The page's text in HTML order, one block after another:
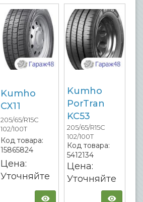
Kumho
CX11
205/65/R15C
102/100T
Код товара:
15865824
Цена:
Уточняйте
Kumho
PorTran
KC53
205/65/R15C
102/100T
Код товара:
5412134
Цена:
Уточняйте